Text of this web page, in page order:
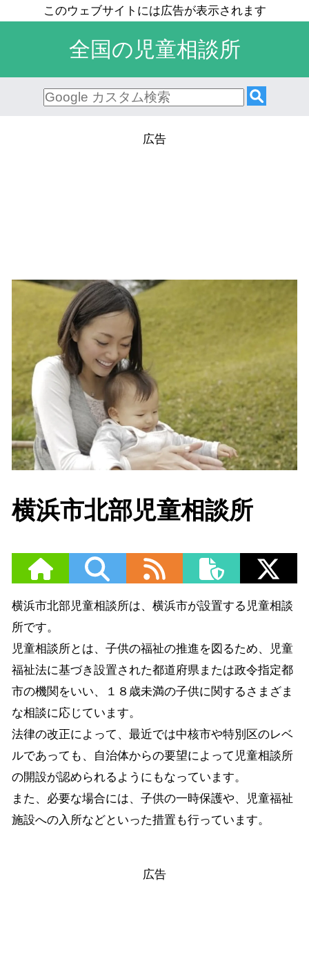
全国の児童相談所
横浜市北部児童相談所
横浜市北部児童相談所は、横浜市が設置する児童相談
所です。
児童相談所とは、子供の福祉の推進を図るため、児童
福祉法に基づき設置された都道府県または政令指定都
市の機関をいい、１８歳未満の子供に関するさまざま
な相談に応じています。
法律の改正によって、最近では中核市や特別区のレベ
ルであっても、自治体からの要望によって児童相談所
の開設が認められるようにもなっています。
また、必要な場合には、子供の一時保護や、児童福祉
施設への入所などといった措置も行っています。